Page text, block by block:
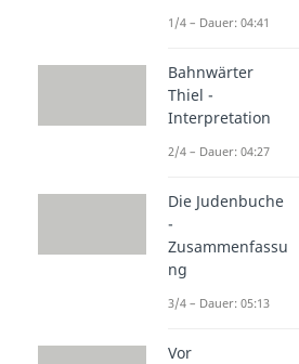
1/4 – Dauer: 04:41
Bahnwärter
Thiel -
Interpretation
2/4 – Dauer: 04:27
Die Judenbuche
-
Zusammenfassu
ng
3/4 – Dauer: 05:13
Vor